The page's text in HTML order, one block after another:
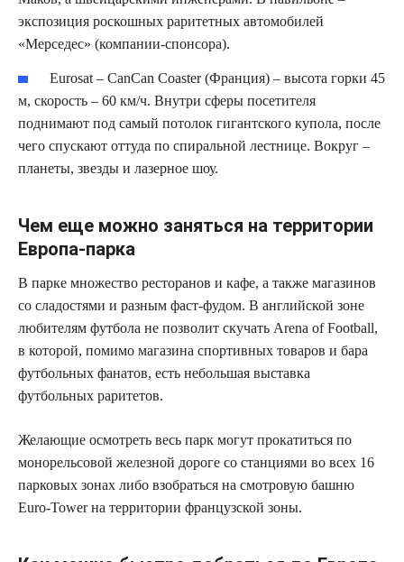
экспозиция роскошных раритетных автомобилей
«Мерседес» (компании-спонсора).
Eurosat – CanCan Coaster (Франция) – высота горки 45
м, скорость – 60 км/ч. Внутри сферы посетителя
поднимают под самый потолок гигантского купола, после
чего спускают оттуда по спиральной лестнице. Вокруг –
планеты, звезды и лазерное шоу.
Чем еще можно заняться на территории
Европа-парка
В парке множество ресторанов и кафе, а также магазинов
со сладостями и разным фаст-фудом. В английской зоне
любителям футбола не позволит скучать Arena of Football,
в которой, помимо магазина спортивных товаров и бара
футбольных фанатов, есть небольшая выставка
футбольных раритетов.
Желающие осмотреть весь парк могут прокатиться по
монорельсовой железной дороге со станциями во всех 16
парковых зонах либо взобраться на смотровую башню
Euro-Tower на территории французской зоны.